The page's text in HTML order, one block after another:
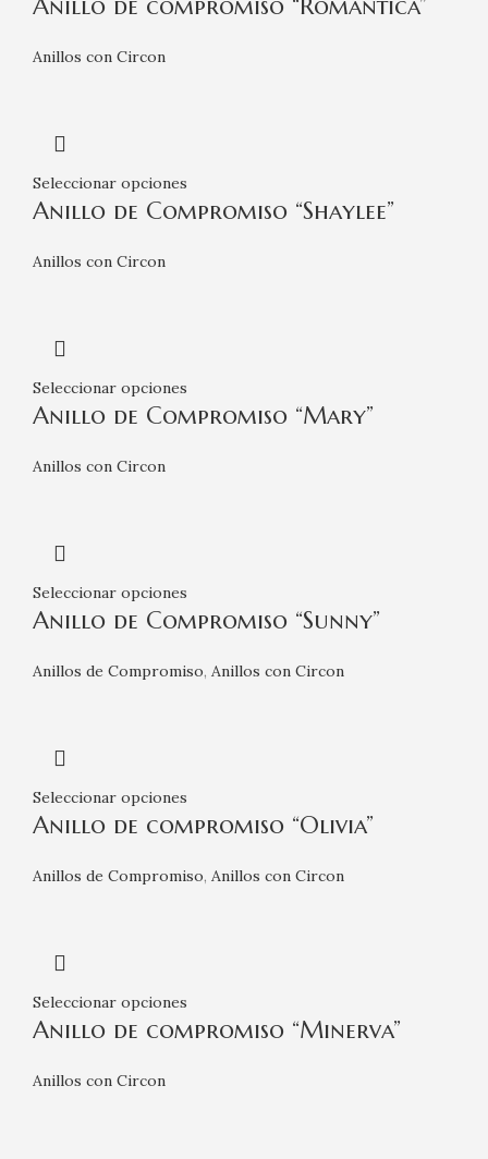
Anillos con Circon
Seleccionar opciones
Anillo de Compromiso “Shaylee”
Anillos con Circon
Seleccionar opciones
Anillo de Compromiso “Mary”
Anillos con Circon
Seleccionar opciones
Anillo de Compromiso “Sunny”
Anillos de Compromiso, Anillos con Circon
Seleccionar opciones
Anillo de compromiso “Olivia”
Anillos de Compromiso, Anillos con Circon
Seleccionar opciones
Anillo de compromiso “Minerva”
Anillos con Circon